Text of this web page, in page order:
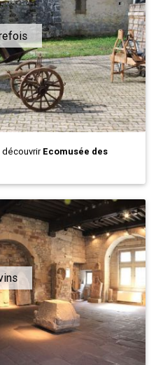
découvrirEcomusée des